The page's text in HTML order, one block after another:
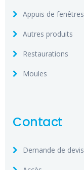
Appuis de fenêtres
Autres produits
Restaurations
Moules
Contact
Demande de devis